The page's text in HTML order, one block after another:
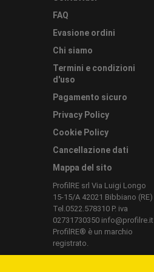
FAQ
Evasione ordini
Chi siamo
Termini e condizioni
d'uso
Pagamento sicuro
Privacy Policy
Cookie Policy
Cancellazione dati
Mappa del sito
ProfilRE srl Via Luigi Longo
15-15/A 42021 Bibbiano (RE)
Tel.0522.578310 P. iva
02731730350 info@profilre.it
ProfilRE® è un marchio
registrato.